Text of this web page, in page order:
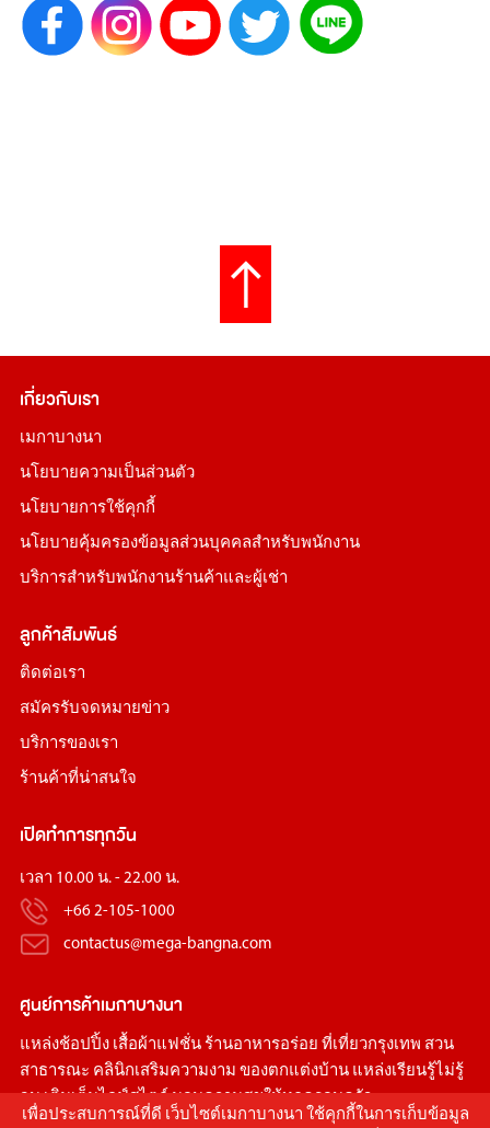
เกี่ยวกับเรา
เมกาบางนา
นโยบายความเป็นส่วนตัว
นโยบายการใช้คุกกี้
นโยบายคุ้มครองข้อมูลส่วนบุคคลสำหรับพนักงาน
บริการสำหรับพนักงานร้านค้าและผู้เช่า
ลูกค้าสัมพันธ์
ติดต่อเรา
สมัครรับจดหมายข่าว
บริการของเรา
ร้านค้าที่น่าสนใจ
เปิดทำการทุกวัน
เวลา 10.00 น. - 22.00 น.
+66 2-105-1000
contactus@mega-bangna.com
ศูนย์การค้าเมกาบางนา
แหล่งช้อปปิ้ง เสื้อผ้าแฟชั่น ร้านอาหารอร่อย ที่เที่ยวกรุงเทพ สวน
สาธารณะ คลินิกเสริมความงาม ของตกแต่งบ้านแหล่งเรียนรู้ไม่รู้
จบ เติมเต็มไลฟ์สไตล์ มอบความสุขให้ทุกครอบครัว
เพื่อประสบการณ์ที่ดี เว็บไซต์เมกาบางนา ใช้คุกกี้ในการเก็บข้อมูล